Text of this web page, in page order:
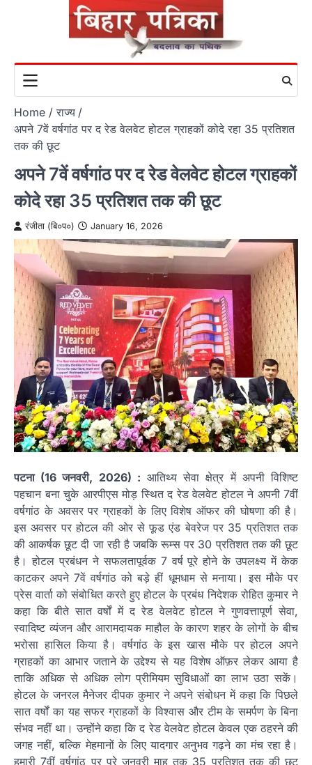
Home
राज्य
अपने 7वें वर्षगांठ पर द रेड वेलवेट होटल ग्राहकों कोदे रहा 35 प्रतिशत
तक की छूट
अपने 7वें वर्षगांठ पर द रेड वेलवेट होटल ग्राहकों
कोदे रहा 35 प्रतिशत तक की छूट
रंजीता (बि०प०) January 16, 2026
पटना (16 जनवरी, 2026) : आतिथ्य सेवा क्षेत्र में अपनी विशिष्ट
पहचान बना चुके आरपीएस मोड़ स्थित द रेड वेलवेट होटल ने अपनी 7वीं
वर्षगांठ के अवसर पर ग्राहकों के लिए विशेष ऑफर की घोषणा की है।
इस अवसर पर होटल की ओर से फूड एंड बेवरेज पर 35 प्रतिशत तक
की आकर्षक छूट दी जा रही है जबकि रूम्स पर 30 प्रतिशत तक की छूट
है। होटल प्रबंधन ने सफलतापूर्वक 7 वर्ष पूरे होने के उपलक्ष्य में केक
काटकर अपने 7वें वर्षगांठ को बड़े हीं धूमधाम से मनाया। इस मौके पर
प्रेस वार्ता को संबोधित करते हुए होटल के प्रबंध निदेशक रोहित कुमार ने
कहा कि बीते सात वर्षों में द रेड वेलवेट होटल ने गुणवत्तापूर्ण सेवा,
स्वादिष्ट व्यंजन और आरामदायक माहौल के कारण शहर के लोगों के बीच
भरोसा हासिल किया है। वर्षगांठ के इस खास मौके पर होटल अपने
ग्राहकों का आभार जताने के उद्देश्य से यह विशेष ऑफ़र लेकर आया है
ताकि अधिक से अधिक लोग प्रीमियम सुविधाओं का लाभ उठा सकें।
होटल के जनरल मैनेजर दीपक कुमार ने अपने संबोधन में कहा कि पिछले
सात वर्षों का यह सफर ग्राहकों के विश्वास और टीम के समर्पण के बिना
संभव नहीं था। उन्होंने कहा कि द रेड वेलवेट होटल केवल एक ठहरने की
जगह नहीं, बल्कि मेहमानों के लिए यादगार अनुभव गढ़ने का मंच रहा है।
हमारी 7वीं वर्षगांठ पर पूरे जनवरी माह तक 35 प्रतिशत तक की छूट